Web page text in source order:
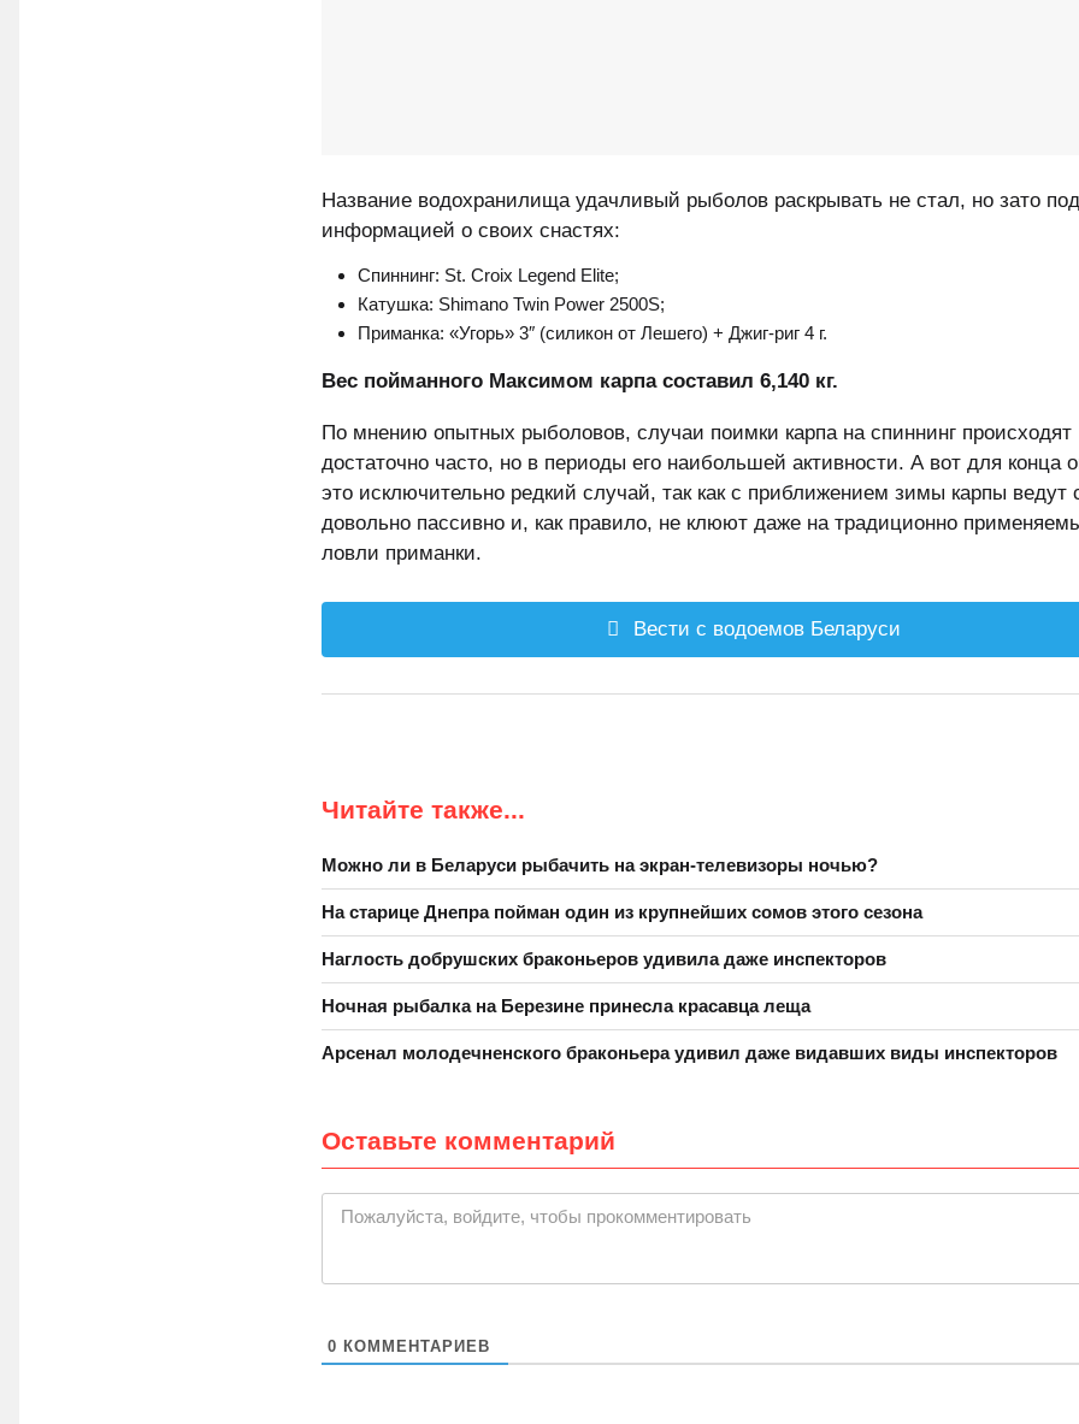
Название водохранилища удачливый рыболов раскрывать не стал, но зато
информацией о своих снастях:
Спиннинг: St. Croix Legend Elite;
Катушка: Shimano Twin Power 2500S;
Приманка: «Угорь» 3″ (силикон от Лешего) + Джиг-риг 4 г.
Вес пойманного Максимом карпа составил 6,140 кг.
По мнению опытных рыболовов, случаи поимки карпа на спиннинг происходят
достаточно часто, но в периоды его наибольшей активности. А вот для конца
это исключительно редкий случай, так как с приближением зимы карпы ведут
довольно пассивно и, как правило, не клюют даже на традиционно
ловли приманки.
Вести с водоемов Беларуси
Читайте также...
Можно ли в Беларуси рыбачить на экран-телевизоры ночью?
На старице Днепра пойман один из крупнейших сомов этого сезона
Наглость добрушских браконьеров удивила даже инспекторов
Ночная рыбалка на Березине принесла красавца леща
Арсенал молодечненского браконьера удивил даже видавших виды инспекторов
Оставьте комментарий
Пожалуйста, войдите, чтобы прокомментировать
0 КОММЕНТАРИЕВ